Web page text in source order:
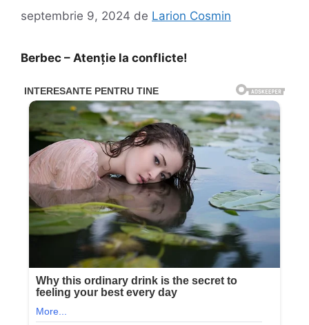
septembrie 9, 2024 de Larion Cosmin
Berbec – Atenție la conflicte!